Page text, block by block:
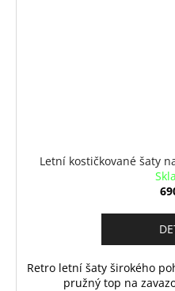
Letní kostičkované šaty
Retro letní šaty širokého
pružný top na